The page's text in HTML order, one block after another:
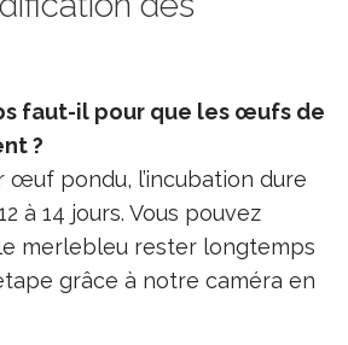
faut-il pour que les œufs de
?
œuf pondu, l’incubation dure
à 14 jours. Vous pouvez
merlebleu rester longtemps
grâce à notre caméra en